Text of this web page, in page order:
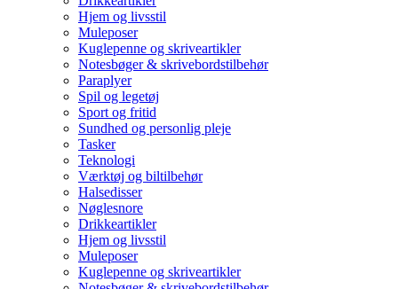
Hjem og livsstil
Muleposer
Kuglepenne og skriveartikler
Notesbøger & skrivebordstilbehør
Paraplyer
Spil og legetøj
Sport og fritid
Sundhed og personlig pleje
Tasker
Teknologi
Værktøj og biltilbehør
Halsedisser
Nøglesnore
Drikkeartikler
Hjem og livsstil
Muleposer
Kuglepenne og skriveartikler